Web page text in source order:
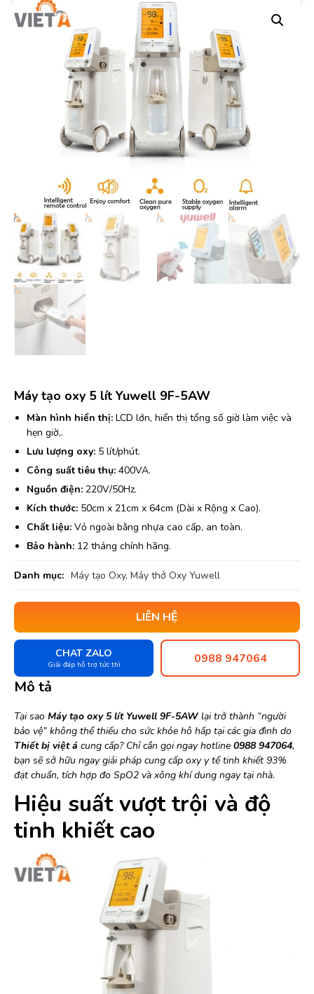
Máy tạo oxy 5 lít Yuwell 9F-5AW
Màn hình hiển thị: LCD lớn, hiển thị tổng số giờ làm việc và
hẹn giờ,.
Lưu lượng oxy: 5 lít/phút.
Công suất tiêu thụ: 400VA.
Nguồn điện: 220V/50Hz.
Kích thước: 50cm x 21cm x 64cm (Dài x Rộng x Cao).
Chất liệu: Vỏ ngoài bằng nhựa cao cấp, an toàn.
Bảo hành: 12 tháng chính hãng.
Danh mục: Máy tạo Oxy, Máy thở Oxy Yuwell
LIÊN HỆ
CHAT ZALO
Giải đáp hỗ trợ tức thì 0988 947064
Mô tả
Tại sao Máy tạo oxy 5 lít Yuwell 9F-5AW lại trở thành “người
bảo vệ” không thể thiếu cho sức khỏe hô hấp tại các gia đình do
Thiết bị việt á cung cấp? Chỉ cần gọi ngay hotline 0988 947064,
bạn sẽ sở hữu ngay giải pháp cung cấp oxy y tế tinh khiết 93%
đạt chuẩn, tích hợp đo SpO2 và xông khí dung ngay tại nhà.
Hiệu suất vượt trội và độ
tinh khiết cao